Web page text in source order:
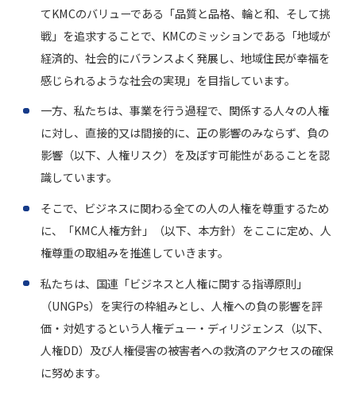
てKMCのバリューである「品質と品格、輪と和、そして挑
戦」を追求することで、KMCのミッションである「地域が
経済的、社会的にバランスよく発展し、地域住民が幸福を
感じられるような社会の実現」を目指しています。
一方、私たちは、事業を行う過程で、関係する人々の人権
に対し、直接的又は間接的に、正の影響のみならず、負の
影響（以下、人権リスク）を及ぼす可能性があることを認
識しています。
そこで、ビジネスに関わる全ての人の人権を尊重するため
に、「KMC人権方針」（以下、本方針）をここに定め、人
権尊重の取組みを推進していきます。
私たちは、国連「ビジネスと人権に関する指導原則」
（UNGPs）を実行の枠組みとし、人権への負の影響を評
価・対処するという人権デュー・ディリジェンス（以下、
人権DD）及び人権侵害の被害者への救済のアクセスの確保
に努めます。